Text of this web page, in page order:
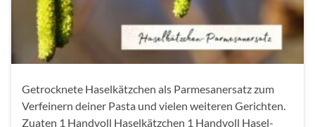
Getrocknete Haselkätzchen als Parmesanersatz zum
Verfeinern deiner Pasta und vielen weiteren Gerichten.
Zuaten 1 Handvoll Haselkätzchen 1 Handvoll Hasel-